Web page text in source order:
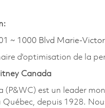
~ 1000 Blvd Marie-
d'optimisation de la
Canada
est un leader
depuis 1928.